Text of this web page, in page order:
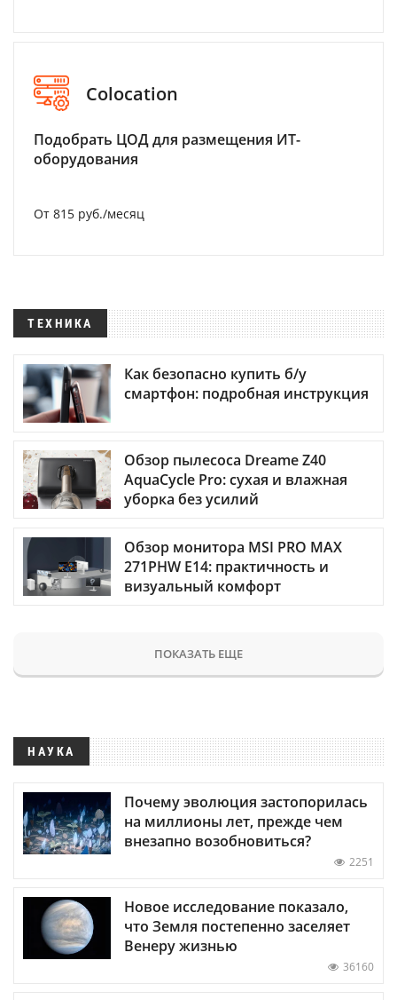
Colocation
Подобрать ЦОД для размещения ИТ-
оборудования
От 815 руб./месяц
ТЕХНИКА
Как безопасно купить б/у
смартфон: подробная инструкция
Обзор пылесоса Dreame Z40
AquaCycle Pro: сухая и влажная
уборка без усилий
Обзор монитора MSI PRO MAX
271PHW E14: практичность и
визуальный комфорт
ПОКАЗАТЬ ЕЩЕ
НАУКА
Почему эволюция застопорилась
на миллионы лет, прежде чем
внезапно возобновиться?
2251
Новое исследование показало,
что Земля постепенно заселяет
Венеру жизнью
36160